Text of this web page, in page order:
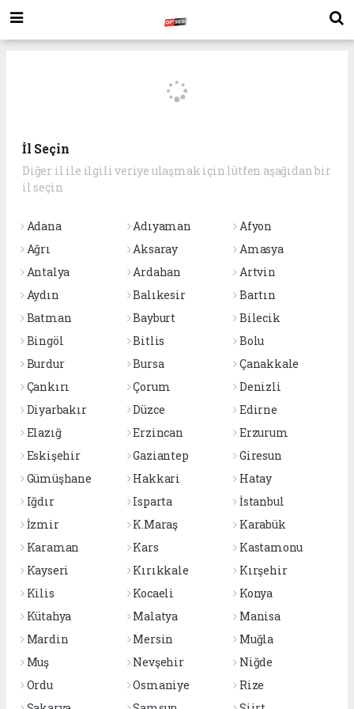
İl Seçin
Diğer il ile ilgili veriye ulaşmak için lütfen aşağıdan bir
il seçin
Adana Adıyaman
Afyon
Ağrı
Aksaray
Amasya
Antalya
Ardahan
Artvin
Aydın
Balıkesir
Bartın
Batman
Bayburt
Bilecik
Bingöl
Bitlis
Bolu
Burdur
Bursa
Çanakkale
Çankırı
Çorum
Denizli
Diyarbakır
Düzce
Edirne
Elazığ
Erzincan
Erzurum
Eskişehir
Gaziantep
Giresun
Gümüşhane
Hakkari
Hatay
Iğdır
Isparta
İstanbul
İzmir
K.Maraş
Karabük
Karaman
Kars
Kastamonu
Kayseri
Kırıkkale
Kırşehir
Kilis
Kocaeli
Konya
Kütahya
Malatya
Manisa
Mardin
Mersin
Muğla
Muş
Nevşehir
Niğde
Ordu
Osmaniye
Rize